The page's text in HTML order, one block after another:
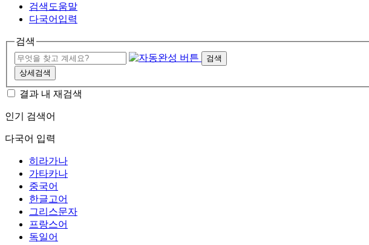
검색도움말
다국어입력
검색
검색
상세검색
결과 내 재검색
인기 검색어
다국어 입력
히라가나
가타카나
중국어
한글고어
그리스문자
프랑스어
독일어